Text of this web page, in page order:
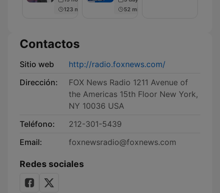
123 min
52 min
Contactos
Sitio web
http://radio.foxnews.com/
Dirección:
FOX News Radio 1211 Avenue of
the Americas 15th Floor New York,
NY 10036 USA
Teléfono:
212-301-5439
Email:
foxnewsradio@foxnews.com
Redes sociales